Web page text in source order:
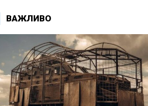
ВАЖЛИВО